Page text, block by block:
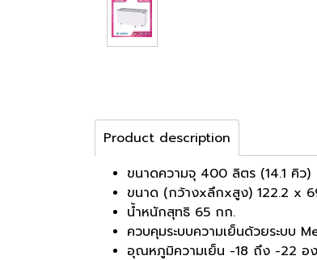
Product description
ขนาดความจุ 400 ลิตร (14.1 คิว)
ขนาด (กว้างxลึกxสูง) 122.2 x
น้ำหนักสุทธิ 65 กก.
ควบคุมระบบความเย็นด้วยระบบ
อุณหภูมิความเย็น -18 ถึง -22 อง